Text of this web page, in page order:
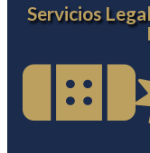
Servicios